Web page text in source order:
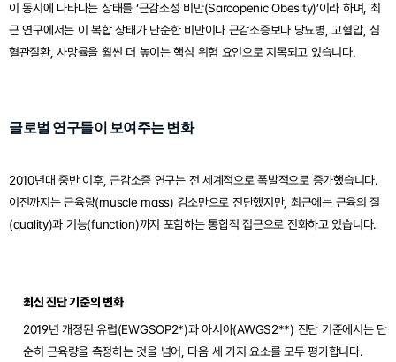
이 동시에 나타나는 상태를 ‘근감소성 비만(Sarcopenic Obesity)’이라 하며, 최
근 연구에서는 이 복합 상태가 단순한 비만이나 근감소증보다 당뇨병, 고혈압, 심
혈관질환, 사망률을 훨씬 더 높이는 핵심 위험 요인으로 지목되고 있습니다.
글로벌 연구들이 보여주는 변화
2010년대 중반 이후, 근감소증 연구는 전 세계적으로 폭발적으로 증가했습니다.
이전까지는 근육량(muscle mass) 감소만으로 진단했지만, 최근에는 근육의 질
(quality)과 기능(function)까지 포함하는 통합적 접근으로 진화하고 있습니다.
최신 진단 기준의 변화
2019년 개정된 유럽(EWGSOP2*)과 아시아(AWGS2**) 진단 기준에서는 단
순히 근육량을 측정하는 것을 넘어, 다음 세 가지 요소를 모두 평가합니다.